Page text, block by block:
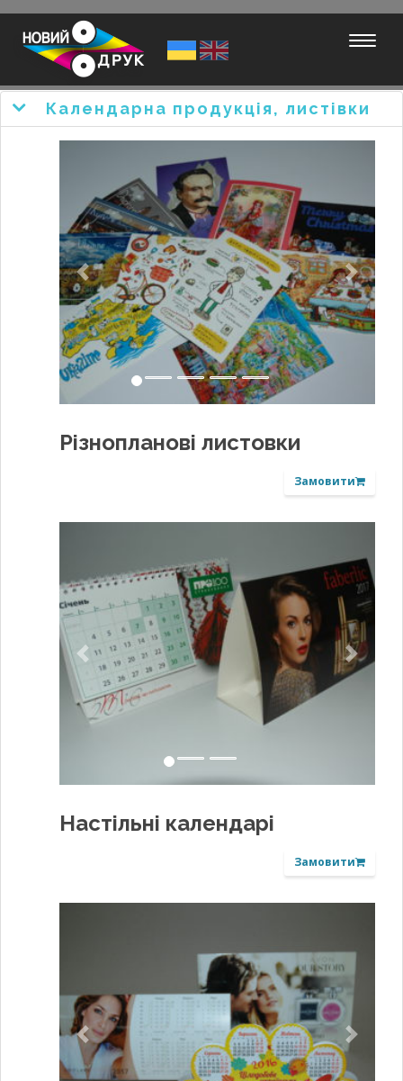
Календарна продукція, листівки
Previous Next
Різнопланові листовки
Замовити
Previous Next
Настільні календарі
Замовити
Previous Next